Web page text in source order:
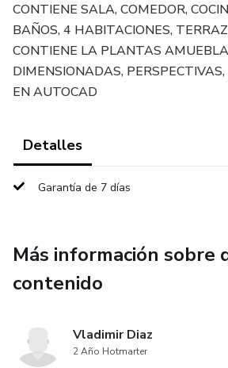
CONTIENE SALA, COMEDOR,
BAÑOS, 4 HABITACIONES,
CONTIENE LA PLANTAS
DIMENSIONADAS,
EN AUTOCAD
Detalles
Garantía de 7 días
Más información sobre
contenido
Vladimir Diaz
2 Año Hotmarter